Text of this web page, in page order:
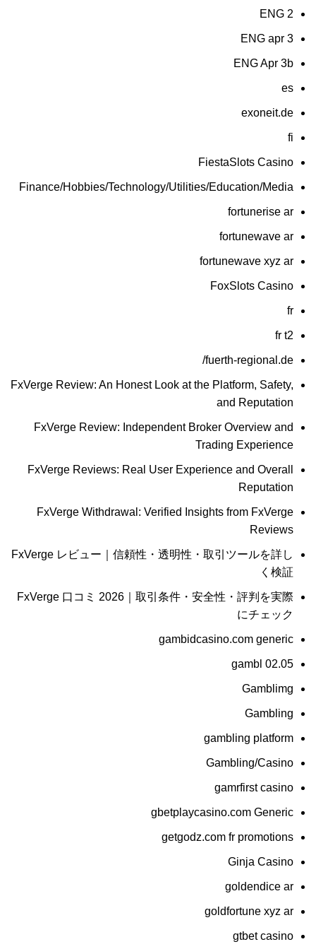
ENG 2
ENG apr 3
ENG Apr 3b
es
exoneit.de
fi
FiestaSlots Casino
Finance/Hobbies/Technology/Utilities/Education/Media
fortunerise ar
fortunewave ar
fortunewave xyz ar
FoxSlots Casino
fr
fr t2
fuerth-regional.de/
FxVerge Review: An Honest Look at the Platform, Safety,
and Reputation
FxVerge Review: Independent Broker Overview and
Trading Experience
FxVerge Reviews: Real User Experience and Overall
Reputation
FxVerge Withdrawal: Verified Insights from FxVerge
Reviews
FxVerge レビュー｜信頼性・透明性・取引ツールを詳し
く検証
FxVerge 口コミ 2026｜取引条件・安全性・評判を実際
にチェック
gambidcasino.com generic
gambl 02.05
Gamblimg
Gambling
gambling platform
Gambling/Casino
gamrfirst casino
gbetplaycasino.com Generic
getgodz.com fr promotions
Ginja Casino
goldendice ar
goldfortune xyz ar
gtbet casino